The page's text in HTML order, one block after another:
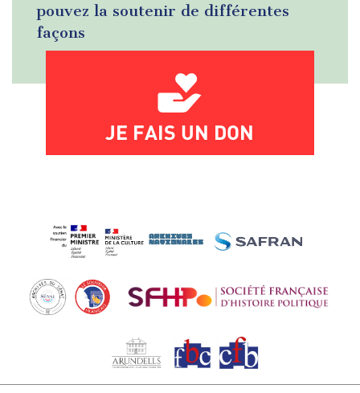
pouvez la soutenir de différentes
façons
JE FAIS UN DON